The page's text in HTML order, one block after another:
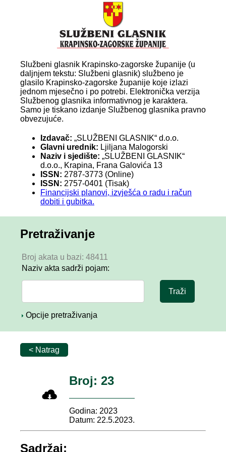
Službeni glasnik Krapinsko-zagorske županije (u
daljnjem tekstu: Službeni glasnik) službeno je
glasilo Krapinsko-zagorske županije koje izlazi
jednom mjesečno i po potrebi. Elektronička verzija
Službenog glasnika informativnog je karaktera.
Samo je tiskano izdanje Službenog glasnika pravno
obvezujuće.
Izdavač: „SLUŽBENI GLASNIK“ d.o.o.
Glavni urednik: Ljiljana Malogorski
Naziv i sjedište: „SLUŽBENI GLASNIK“
d.o.o., Krapina, Frana Galovića 13
ISSN: 2787-3773 (Online)
ISSN: 2757-0401 (Tisak)
Financijski planovi, izvješća o radu i račun
dobiti i gubitka.
Pretraživanje
Broj akata u bazi: 48411
Naziv akta sadrži pojam:
Opcije pretraživanja
< Natrag
Broj: 23
Godina: 2023
Datum: 22.5.2023.
Sadržaj: